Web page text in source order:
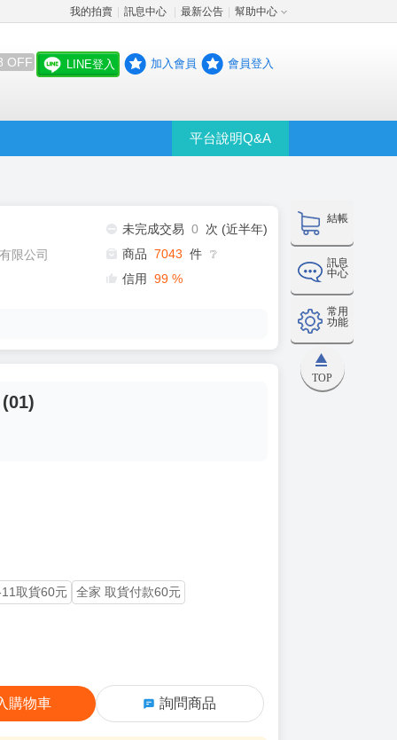
我的拍賣 訊息中心 最新公告 幫助中心
OFF LINE登入 加入會員 會員登入
平台說明Q&A
結帳
訊息
中心
常用
功能
TOP
限公司
未完成交易 0
次 (近半年)
商品 7043 件 ❔
信用 99 %
取貨60元
全家 取貨付款60元
購物車 詢問商品